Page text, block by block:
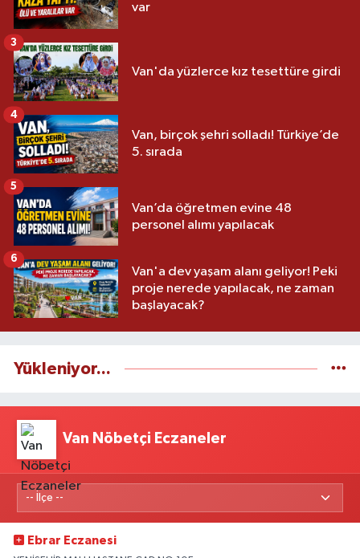
var
Van'da yüzlerce kız tesettüre girdi
3
Van, birçok şehri solladı! Türkiye’de
5. sırada
4
Van’da öğretmen evine 48
personel alımı yapılacak
5
Van'a dev yaşam alanı geliyor! Peki
proje nerede yapılacak, ne zaman
başlayacak?
6
Yükleniyor...
Van Nöbetçi Eczaneler
Ebrar Eczanesi